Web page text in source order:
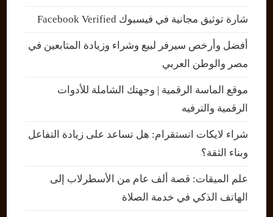
شارة توثيق مجانية في فيسبوك Facebook Verified
أفضل وأرخص سيرفر لبيع وشراء وزيادة المتابعين في
مصر والوطن العربي
موقع الماسة الرقمية | وجهتك الشاملة للأدوات
الرقمية والترفيه
شراء لايكات انستقرام: هل تساعد على زيادة التفاعل
وبناء الثقة؟
علم الميقات: قصة ألف عام من الأسطرلاب إلى
الهاتف الذكي في خدمة الصلاة